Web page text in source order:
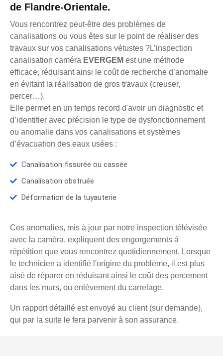
de Flandre-Orientale.
Vous rencontrez peut-être des problèmes de
canalisations ou vous êtes sur le point de réaliser des
travaux sur vos canalisations vétustes ?L’inspection
canalisation caméra EVERGEM est une méthode
efficace, réduisant ainsi le coût de recherche d’anomalie
en évitant la réalisation de gros travaux (creuser,
percer…).
Elle permet en un temps record d'avoir un diagnostic et
d’identifier avec précision le type de dysfonctionnement
ou anomalie dans vos canalisations et systèmes
d’évacuation des eaux usées :
Canalisation fissurée ou cassée
Canalisation obstruée
Déformation de la tuyauterie
Ces anomalies, mis à jour par notre inspection télévisée
avec la caméra, expliquent des engorgements à
répétition que vous rencontrez quotidiennement. Lorsque
le technicien a identifié l'origine du problème, il est plus
aisé de réparer en réduisant ainsi le coût des percement
dans les murs, ou enlèvement du carrelage.
Un rapport détaillé est envoyé au client (sur demande),
qui par la suite le fera parvenir à son assurance.